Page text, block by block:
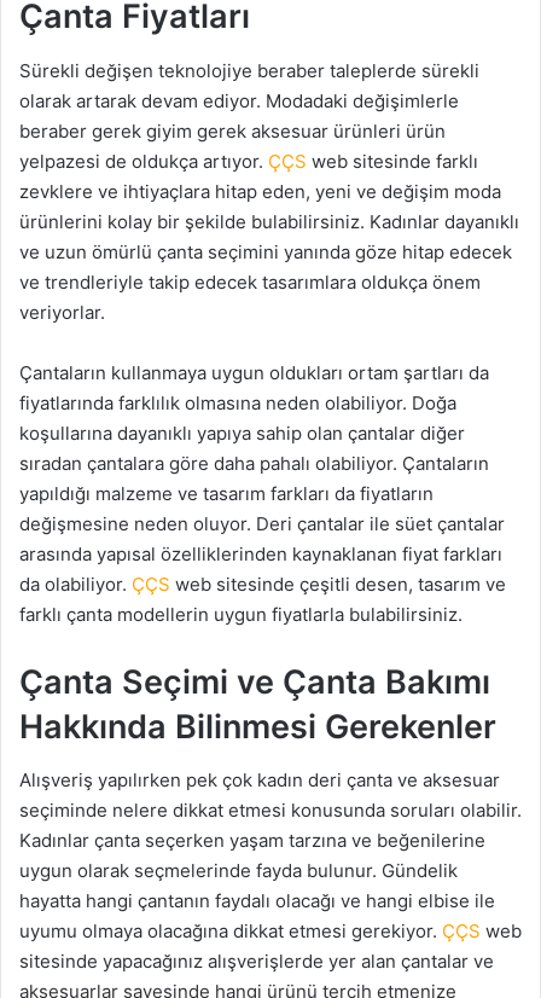
Çanta Fiyatları
Sürekli değişen teknolojiye beraber taleplerde sürekli
olarak artarak devam ediyor. Modadaki değişimlerle
beraber gerek giyim gerek aksesuar ürünleri ürün
yelpazesi de oldukça artıyor. ÇÇS web sitesinde farklı
zevklere ve ihtiyaçlara hitap eden, yeni ve değişim moda
ürünlerini kolay bir şekilde bulabilirsiniz. Kadınlar dayanıklı
ve uzun ömürlü çanta seçimini yanında göze hitap edecek
ve trendleriyle takip edecek tasarımlara oldukça önem
veriyorlar.
Çantaların kullanmaya uygun oldukları ortam şartları da
fiyatlarında farklılık olmasına neden olabiliyor. Doğa
koşullarına dayanıklı yapıya sahip olan çantalar diğer
sıradan çantalara göre daha pahalı olabiliyor. Çantaların
yapıldığı malzeme ve tasarım farkları da fiyatların
değişmesine neden oluyor. Deri çantalar ile süet çantalar
arasında yapısal özelliklerinden kaynaklanan fiyat farkları
da olabiliyor. ÇÇS web sitesinde çeşitli desen, tasarım ve
farklı çanta modellerin uygun fiyatlarla bulabilirsiniz.
Çanta Seçimi ve Çanta Bakımı
Hakkında Bilinmesi Gerekenler
Alışveriş yapılırken pek çok kadın deri çanta ve aksesuar
seçiminde nelere dikkat etmesi konusunda soruları olabilir.
Kadınlar çanta seçerken yaşam tarzına ve beğenilerine
uygun olarak seçmelerinde fayda bulunur. Gündelik
hayatta hangi çantanın faydalı olacağı ve hangi elbise ile
uyumu olmaya olacağına dikkat etmesi gerekiyor. ÇÇS web
sitesinde yapacağınız alışverişlerde yer alan çantalar ve
aksesuarlar sayesinde hangi ürünü tercih etmenize